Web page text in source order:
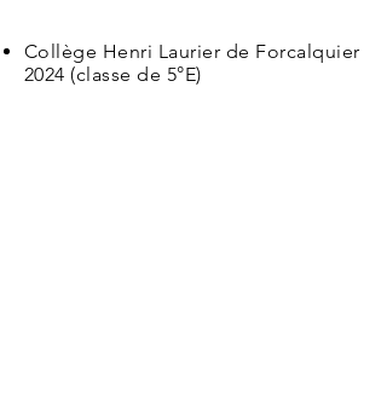
Collège Henri Laurier de Forcalquier
2024 (classe de 5°E)